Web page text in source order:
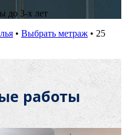
до 3-х лет
• Выбрать метраж • 25